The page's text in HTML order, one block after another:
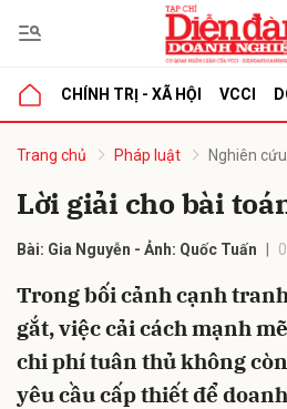
CHÍNH TRỊ - XÃ HỘI VCCI
Trang chủ Pháp luật Nghiên
Lời giải cho bài
Bài: Gia Nguyễn - Ảnh: Quốc Tuấn
Trong bối cảnh cạnh
gắt, việc cải cách mạnh
chi phí tuân thủ không
yêu cầu cấp thiết để
luận